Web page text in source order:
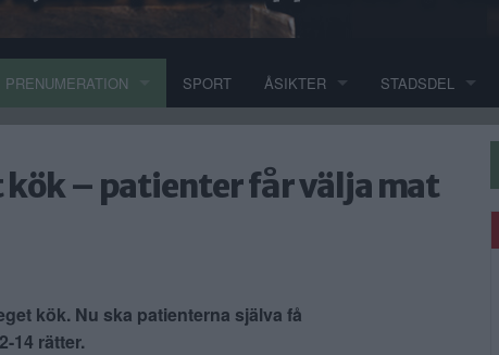
PRENUMERATION SPORT ÅSIKTER STADSDEL
kök – patienter får välja mat
kök. Nu ska patienterna själva få
14 rätter.